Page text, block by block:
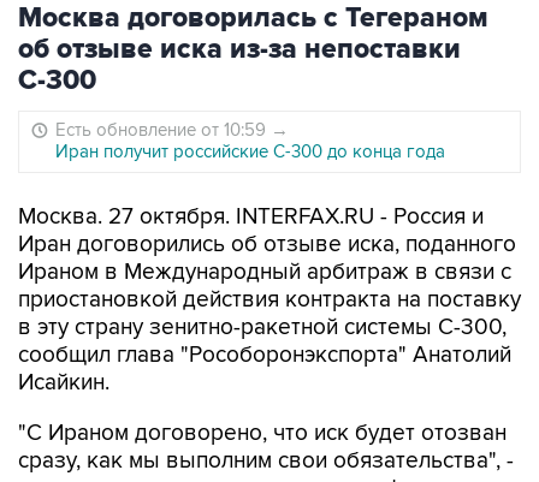
Москва договорилась с Тегераном
об отзыве иска из-за непоставки
С-300
Есть обновление от 10:59 →
Иран получит российские С-300 до конца года
Москва. 27 октября. INTERFAX.RU - Россия и
Иран договорились об отзыве иска, поданного
Ираном в Международный арбитраж в связи с
приостановкой действия контракта на поставку
в эту страну зенитно-ракетной системы С-300,
сообщил глава "Рособоронэкспорта" Анатолий
Исайкин.
"С Ираном договорено, что иск будет отозван
сразу, как мы выполним свои обязательства", -